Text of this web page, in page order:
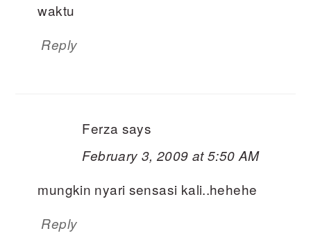
waktu
Reply
Ferza says
February 3, 2009 at 5:50 AM
mungkin nyari sensasi kali..hehehe
Reply